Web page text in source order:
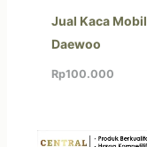
Jual Kaca Mobil
Daewoo
Rp100.000